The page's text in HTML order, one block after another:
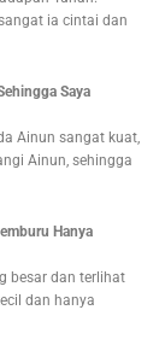
ia cintai dan
Saya
Ainun sangat kuat,
Ainun, sehingga
Hanya
besar dan terlihat
dan hanya